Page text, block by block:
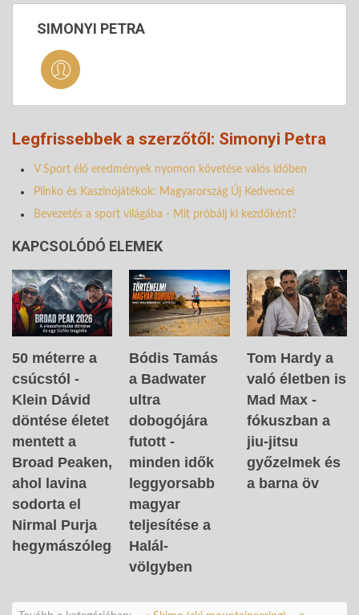
SIMONYI PETRA
Legfrissebbek a szerzőtől: Simonyi Petra
V Sport élő eredmények nyomon követése valós időben
Plinko és Kaszinójátékok: Magyarország Új Kedvencei
Bevezetés a sport világába - Mit próbálj ki kezdőként?
KAPCSOLÓDÓ ELEMEK
50 méterre a
csúcstól -
Klein Dávid
döntése életet
mentett a
Broad Peaken,
ahol lavina
sodorta el
Nirmal Purja
hegymászólegendát
Bódis Tamás
a Badwater
ultra
dobogójára
futott -
minden idők
leggyorsabb
magyar
teljesítése a
Halál-
völgyben
Tom Hardy a
való életben is
Mad Max -
fókuszban a
jiu-jitsu
győzelmek és
a barna öv